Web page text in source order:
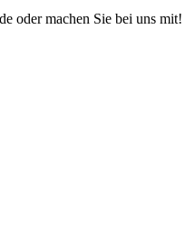
oder machen Sie bei uns mit!